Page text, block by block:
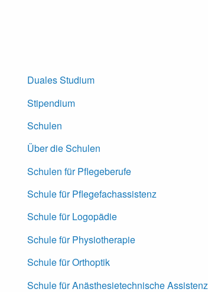
Duales Studium
Stipendium
Schulen
Über die Schulen
Schulen für Pflegeberufe
Schule für Pflegefachassistenz
Schule für Logopädie
Schule für Physiotherapie
Schule für Orthoptik
Schule für Anästhesietechnische Assistenz